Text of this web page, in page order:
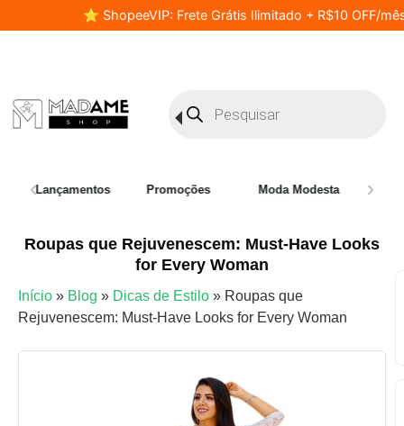
⭐ ShopeeVIP: Frete Grátis Ilimitado + R$10 OFF/
Lançamentos Promoções Moda Modesta Plus
Roupas que Rejuvenescem: Must-Have Looks
for Every Woman
Início » Blog » Dicas de Estilo » Roupas que
Rejuvenescem: Must-Have Looks for Every Woman